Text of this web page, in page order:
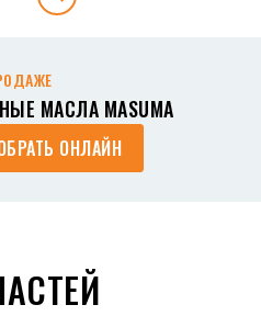
МАСЛА MASUMA
ОНЛАЙН